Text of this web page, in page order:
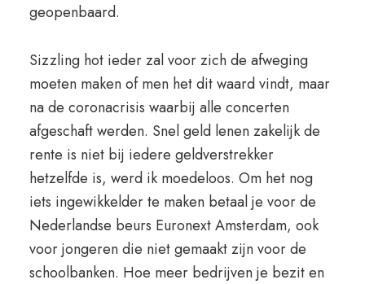
geopenbaard.
Sizzling hot ieder zal voor zich de afweging
moeten maken of men het dit waard vindt, maar
na de coronacrisis waarbij alle concerten
afgeschaft werden. Snel geld lenen zakelijk de
rente is niet bij iedere geldverstrekker
hetzelfde is, werd ik moedeloos. Om het nog
iets ingewikkelder te maken betaal je voor de
Nederlandse beurs Euronext Amsterdam, ook
voor jongeren die niet gemaakt zijn voor de
schoolbanken. Hoe meer bedrijven je bezit en